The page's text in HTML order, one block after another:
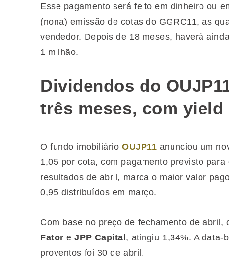
Esse pagamento será feito em dinheiro ou
(nona) emissão de cotas do GGRC11, as
vendedor. Depois de 18 meses, haverá
1 milhão.
Dividendos do
três meses, com yield
O fundo imobiliário OUJP11 anunciou um
1,05 por cota, com pagamento previsto
resultados de abril, marca o maior valor
0,95 distribuídos em março.
Com base no preço de fechamento de
Fator eJPP Capital , atingiu 1,34%. A data-
proventos foi 30 de abril.